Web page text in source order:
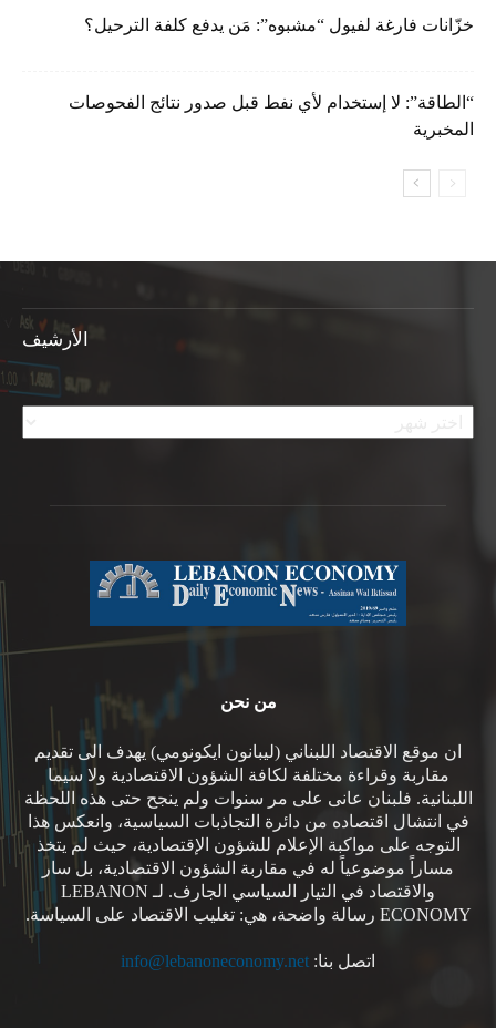
خزّانات فارغة لفيول “مشبوه”: مَن يدفع كلفة الترحيل؟
“الطاقة”: لا إستخدام لأي نفط قبل صدور نتائج الفحوصات
المخبرية
الأرشيف
الأرشيف
من نحن
ان موقع الاقتصاد اللبناني (ليبانون ايكونومي) يهدف الى تقديم
مقاربة وقراءة مختلفة لكافة الشؤون الاقتصادية ولا سيما
اللبنانية. فلبنان عانى على مر سنوات ولم ينجح حتى هذه اللحظة
في انتشال اقتصاده من دائرة التجاذبات السياسية، وانعكس هذا
التوجه على مواكبة الإعلام للشؤون الإقتصادية، حيث لم يتخذ
مساراً موضوعياً له في مقاربة الشؤون الاقتصادية، بل سار
والاقتصاد في التيار السياسي الجارف. لـ LEBANON
ECONOMY رسالة واضحة، هي: تغليب الاقتصاد على السياسة.
اتصل بنا: info@lebanoneconomy.net